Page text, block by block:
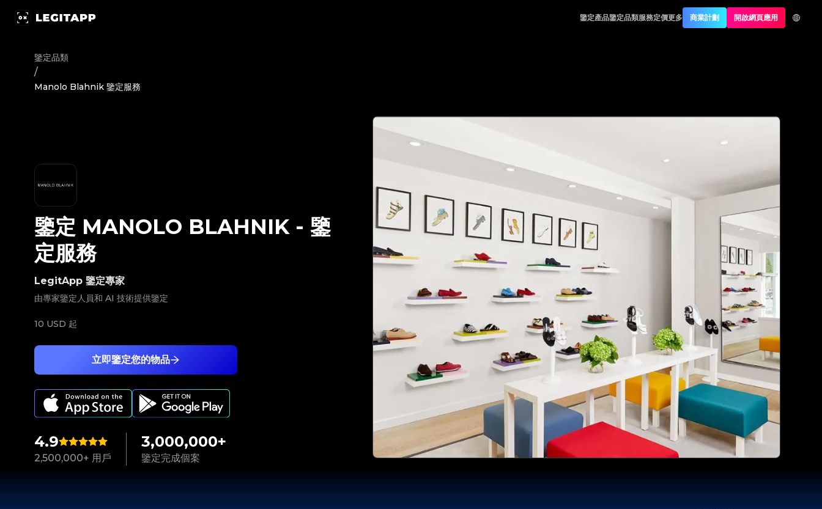
鑒定產品鑒定品類服務定價更多 商業計劃 開啟網頁應用
鑒定品類
/
Manolo Blahnik 鑒定服務
4.9
2,500,000+ 用戶
3,000,000+
鑒定完成個案
立即鑒定您的物品
LegitApp 鑒定專家
由專家鑒定人員和 AI 技術提供鑒定
10 USD 起
鑒定 MANOLO BLAHNIK- 鑒
定服務